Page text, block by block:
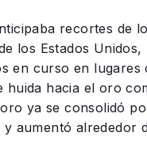
recortes de
los Estados
en curso en lugares
hacia el oro
ya se consolidó
aumentó alrededor